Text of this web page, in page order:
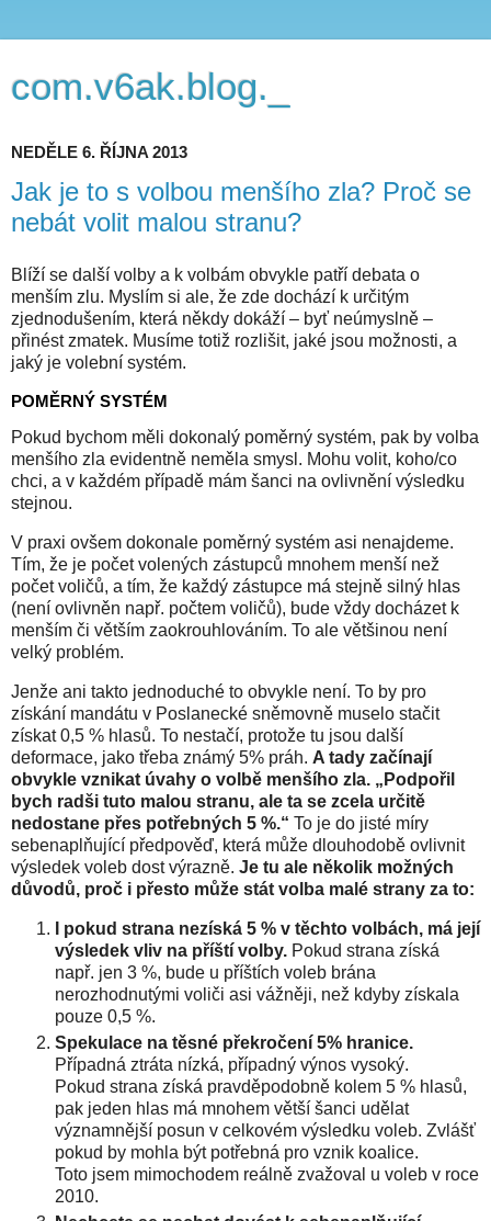
com.v6ak.blog._
NEDĚLE 6. ŘÍJNA 2013
Jak je to s volbou menšího zla? Proč se
nebát volit malou stranu?
Blíží se další volby a k volbám obvykle patří debata o
menším zlu. Myslím si ale, že zde dochází k určitým
zjednodušením, která někdy dokáží – byť neúmyslně –
přinést zmatek. Musíme totiž rozlišit, jaké jsou možnosti, a
jaký je volební systém.
POMĚRNÝ SYSTÉM
Pokud bychom měli dokonalý poměrný systém, pak by volba
menšího zla evidentně neměla smysl. Mohu volit, koho/co
chci, a v každém případě mám šanci na ovlivnění výsledku
stejnou.
V praxi ovšem dokonale poměrný systém asi nenajdeme.
Tím, že je počet volených zástupců mnohem menší než
počet voličů, a tím, že každý zástupce má stejně silný hlas
(není ovlivněn např. počtem voličů), bude vždy docházet k
menším či větším zaokrouhlováním. To ale většinou není
velký problém.
Jenže ani takto jednoduché to obvykle není. To by pro
získání mandátu v Poslanecké sněmovně muselo stačit
získat 0,5 % hlasů. To nestačí, protože tu jsou další
deformace, jako třeba známý 5% práh. A tady začínají
obvykle vznikat úvahy o volbě menšího zla. „Podpořil
bych radši tuto malou stranu, ale ta se zcela určitě
nedostane přes potřebných 5 %.“ To je do jisté míry
sebenaplňující předpověď, která může dlouhodobě ovlivnit
výsledek voleb dost výrazně. Je tu ale několik možných
důvodů, proč i přesto může stát volba malé strany za to:
I pokud strana nezíská 5 % v těchto volbách, má její
výsledek vliv na příští volby. Pokud strana získá
např. jen 3 %, bude u příštích voleb brána
nerozhodnutými voliči asi vážněji, než kdyby získala
pouze 0,5 %.
Spekulace na těsné překročení 5% hranice.
Případná ztráta nízká, případný výnos vysoký.
Pokud strana získá pravděpodobně kolem 5 % hlasů,
pak jeden hlas má mnohem větší šanci udělat
významnější posun v celkovém výsledku voleb. Zvlášť
pokud by mohla být potřebná pro vznik koalice.
Toto jsem mimochodem reálně zvažoval u voleb v roce
2010.